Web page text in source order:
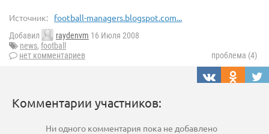
Источник: football-managers.blogspot.com...
Добавил raydenvm 16 Июля 2008
news, football
нет комментариев
проблема (4)
Комментарии участников:
Ни одного комментария пока не добавлено